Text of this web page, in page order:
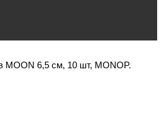
MOON 6,5 см, 10 шт, MONOP.